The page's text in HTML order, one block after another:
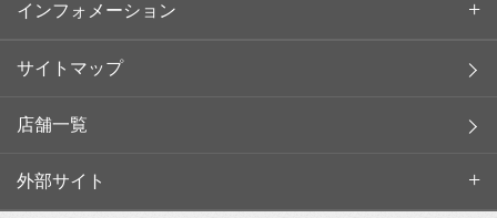
インフォメーション
サイトマップ
店舗一覧
外部サイト